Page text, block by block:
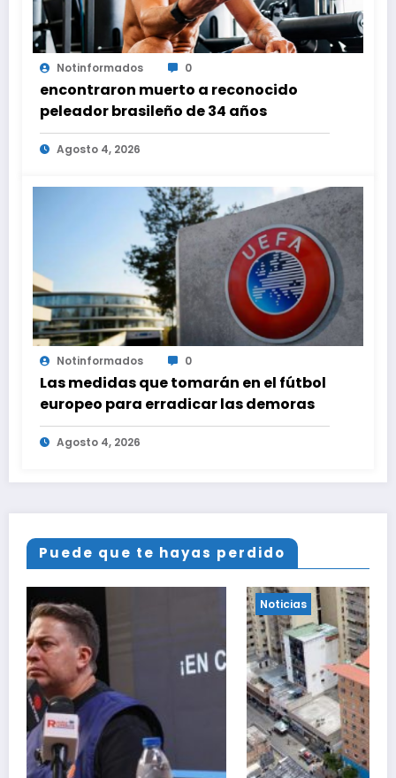
Notinformados 0
encontraron muerto a reconocido
peleador brasileño de 34 años
Agosto 4, 2026
Notinformados 0
Las medidas que tomarán en el fútbol
europeo para erradicar las demoras
Agosto 4, 2026
Puede que te hayas perdido
Noticias